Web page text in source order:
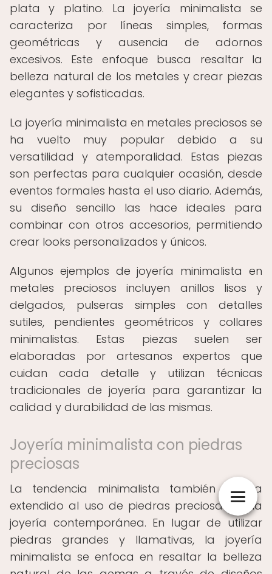
plata y platino. La joyería minimalista se
caracteriza por líneas simples, formas
geométricas y ausencia de adornos
excesivos. Este enfoque busca resaltar la
belleza natural de los metales y crear piezas
elegantes y sofisticadas.
La joyería minimalista en metales preciosos se
ha vuelto muy popular debido a su
versatilidad y atemporalidad. Estas piezas
son perfectas para cualquier ocasión, desde
eventos formales hasta el uso diario. Además,
su diseño sencillo las hace ideales para
combinar con otros accesorios, permitiendo
crear looks personalizados y únicos.
Algunos ejemplos de joyería minimalista en
metales preciosos incluyen anillos lisos y
delgados, pulseras simples con detalles
sutiles, pendientes geométricos y collares
minimalistas. Estas piezas suelen ser
elaboradas por artesanos expertos que
cuidan cada detalle y utilizan técnicas
tradicionales de joyería para garantizar la
calidad y durabilidad de las mismas.
Joyería minimalista con piedras
preciosas
La tendencia minimalista también se ha
extendido al uso de piedras preciosas en la
joyería contemporánea. En lugar de utilizar
piedras grandes y llamativas, la joyería
minimalista se enfoca en resaltar la belleza